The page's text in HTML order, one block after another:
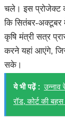
चले। इस प्रोजेक्ट
कि सितंबर-
कृषि मंत्री सत्र
करने यहां आएंगे,
सके।
ये भी पढ़ें : उन्नाव
रॉड, कोर्ट की